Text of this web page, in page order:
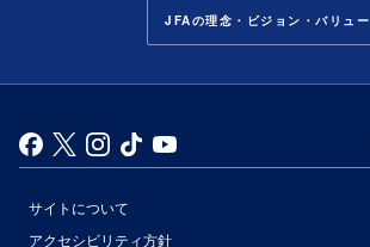
JFAの理念・ビジョン・バリュー
サイトについて
アクセシビリティ方針